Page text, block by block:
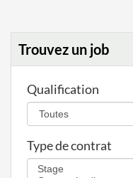
Trouvez un job
Qualification
Type de contrat